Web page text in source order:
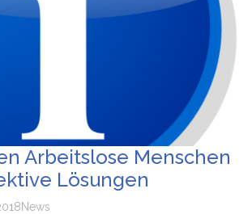
Arbeitslose Menschen
Lösungen
News